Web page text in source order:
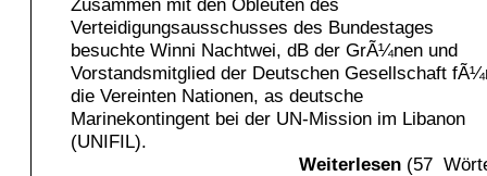
Verteidigungsausschusses des Bundestages
besuchte Winni Nachtwei, dB der GrÃ¼nen und
Vorstandsmitglied der Deutschen Gesellschaft
die Vereinten Nationen, as deutsche
Marinekontingent bei der UN-Mission im Libanon
(UNIFIL).
Weiterlesen (57